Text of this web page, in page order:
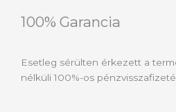
100% Garancia
Esetleg sérülten érkezett a
nélküli 100%-os